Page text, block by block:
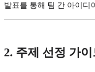
발표를 통해 팀 간 아이디
2. 주제 선정 가